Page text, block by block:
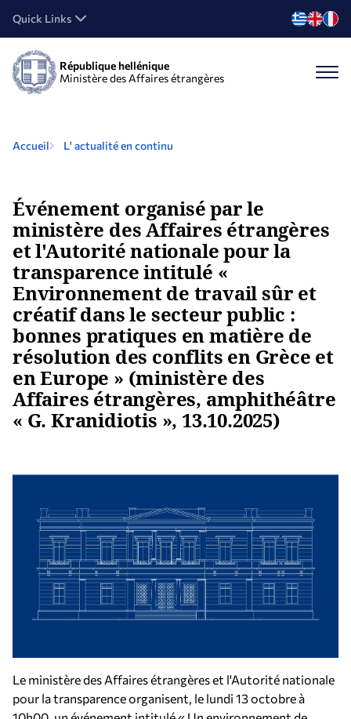
Quick Links
République hellénique
Ministère des Affaires étrangères
Accueil L' actualité en continu
Événement organisé par le
ministère des Affaires étrangères
et l'Autorité nationale pour la
transparence intitulé «
Environnement de travail sûr et
créatif dans le secteur public :
bonnes pratiques en matière de
résolution des conflits en Grèce et
en Europe » (ministère des
Affaires étrangères, amphithéâtre
« G. Kranidiotis », 13.10.2025)
Le ministère des Affaires étrangères et l'Autorité nationale
pour la transparence organisent, le lundi 13 octobre à